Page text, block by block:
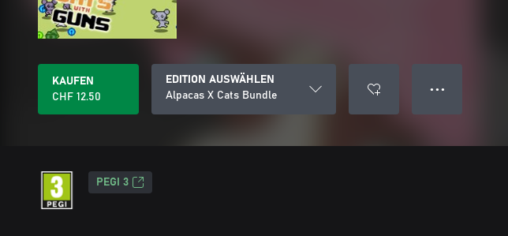
KAUFEN
CHF 12.50
EDITION AUSWÄHLEN
Alpacas X Cats Bundle
● ● ●
PEGI 3